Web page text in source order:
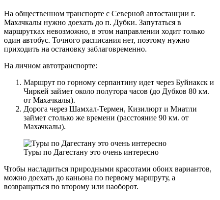
На общественном транспорте с Северной автостанции г.
Махачкалы нужно доехать до п. Дубки. Запутаться в
маршрутках невозможно, в этом направлении ходит только
один автобус. Точного расписания нет, поэтому нужно
приходить на остановку заблаговременно.
На личном автотранспорте:
Маршрут по горному серпантину идет через Буйнакск и
Чиркей займет около полутора часов (до Дубков 80 км.
от Махачкалы).
Дорога через Шамхал-Термен, Кизилюрт и Миатли
займет столько же времени (расстояние 90 км. от
Махачкалы).
Туры по Дагестану это очень интересно
Чтобы насладиться природными красотами обоих вариантов,
можно доехать до каньона по первому маршруту, а
возвращаться по второму или наоборот.